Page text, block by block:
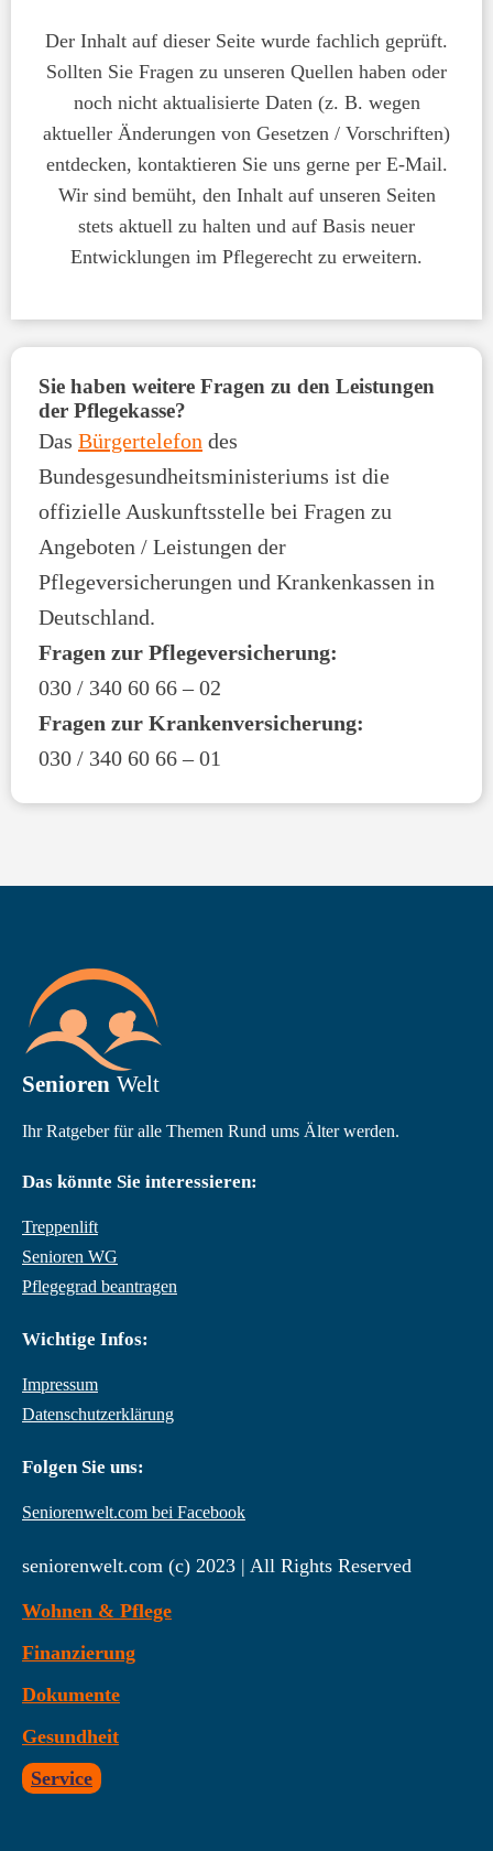
Der Inhalt auf dieser Seite wurde fachlich geprüft.
Sollten Sie Fragen zu unseren Quellen haben oder
noch nicht aktualisierte Daten (z. B. wegen
aktueller Änderungen von Gesetzen / Vorschriften)
entdecken, kontaktieren Sie uns gerne per E-Mail.
Wir sind bemüht, den Inhalt auf unseren Seiten
stets aktuell zu halten und auf Basis neuer
Entwicklungen im Pflegerecht zu erweitern.
Sie haben weitere Fragen zu den Leistungen
der Pflegekasse?
Das Bürgertelefon des
Bundesgesundheitsministeriums ist die
offizielle Auskunftsstelle bei Fragen zu
Angeboten / Leistungen der
Pflegeversicherungen und Krankenkassen in
Deutschland.
Fragen zur Pflegeversicherung:
030 / 340 60 66 – 02
Fragen zur Krankenversicherung:
030 / 340 60 66 – 01
Ihr Ratgeber für alle Themen Rund ums Älter werden.
Das könnte Sie interessieren:
Treppenlift
Senioren WG
Pflegegrad beantragen
Wichtige Infos:
Impressum
Datenschutzerklärung
Folgen Sie uns:
Seniorenwelt.com bei Facebook
seniorenwelt.com (c) 2023 | All Rights Reserved
Wohnen & Pflege
Finanzierung
Dokumente
Gesundheit
Service